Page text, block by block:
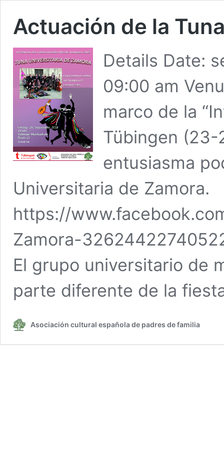
Actuación de la
Details Date:
09:00 am
marco de la
Tübingen (23-
entusiasma
Universitaria de Zamora.
https://
Zamora-
El grupo universitario de
parte diferente de la
Asociación cultural española de padres de familia